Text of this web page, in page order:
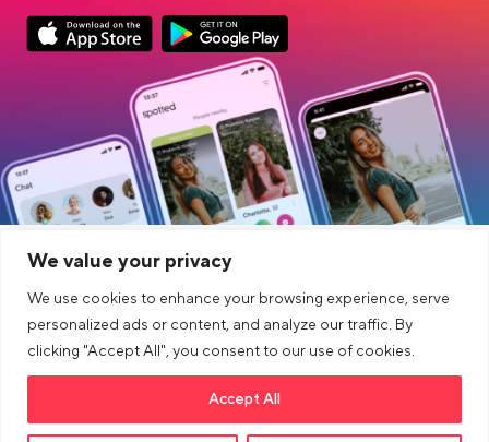
We value your privacy
We use cookies to enhance your browsing experience, serve
personalized ads or content, and analyze our traffic. By
clicking "Accept All", you consent to our use of cookies.
Accept All
Link opens in a new tabLink opens in a new tab
Google Play Download
ŞIRKET
DIĞERLERI
Blog
YASAL
Link opens in a new tab
>Link to tiktok profile
Link opens in a new tab
>Link to Instagram profile
Link opens in a new tab
>Link to Youtube profile